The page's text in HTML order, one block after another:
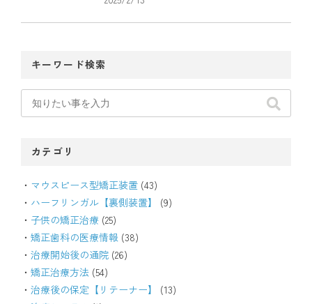
キーワード検索
カテゴリ
マウスピース型矯正装置 (43)
ハーフリンガル【裏側装置】
(9)
子供の矯正治療 (25)
矯正歯科の医療情報 (38)
治療開始後の通院 (26)
矯正治療方法 (54)
治療後の保定【リテーナー】
(13)